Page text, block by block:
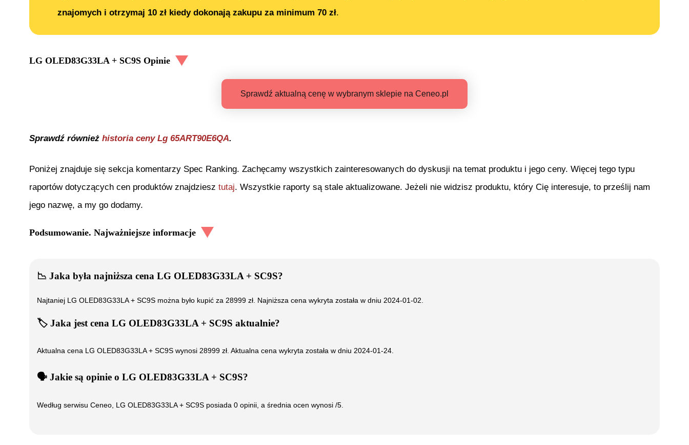
znajomych i otrzymaj 10 zł kiedy dokonają zakupu za minimum 70 zł.
LG OLED83G33LA + SC9S Opinie
Sprawdź aktualną cenę w wybranym sklepie na Ceneo.pl
Sprawdź również historia ceny Lg 65ART90E6QA.
Poniżej znajduje się sekcja komentarzy Spec Ranking. Zachęcamy wszystkich zainteresowanych do dyskusji na temat produktu i jego ceny. Więcej tego typu
raportów dotyczących cen produktów znajdziesz tutaj. Wszystkie raporty są stale aktualizowane. Jeżeli nie widzisz produktu, który Cię interesuje, to prześlij nam
jego nazwę, a my go dodamy.
Podsumowanie. Najważniejsze informacje
📉 Jaka była najniższa cena LG OLED83G33LA + SC9S?
Najtaniej LG OLED83G33LA + SC9S można było kupić za 28999 zł. Najniższa cena wykryta została w dniu 2024-01-02
🏷️ Jaka jest cena LG OLED83G33LA + SC9S aktualnie?
Aktualna cena LG OLED83G33LA + SC9S wynosi 28999 zł. Aktualna cena wykryta została w dniu 2024-01-24.
🗣️ ️ Jakie są opinie o LG OLED83G33LA + SC9S?
Według serwisu Ceneo, LG OLED83G33LA + SC9S posiada 0 opinii, a średnia ocen wynosi /5.